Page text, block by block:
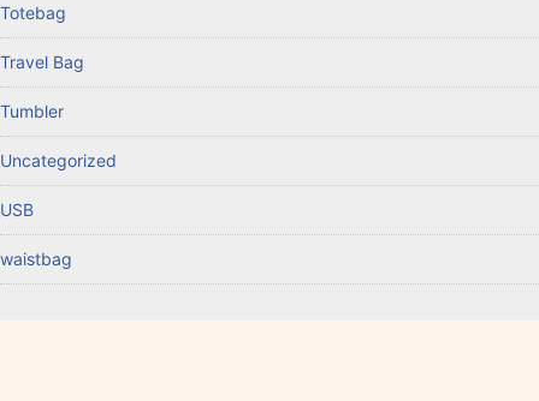
Totebag
Travel Bag
Tumbler
Uncategorized
USB
waistbag